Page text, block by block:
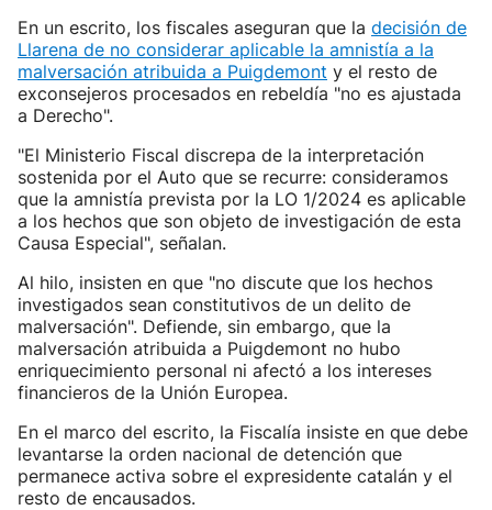
En un escrito, los fiscales aseguran que la decisión de
Llarena de no considerar aplicable la amnistía a la
malversación atribuida a Puigdemont y el resto de
exconsejeros procesados en rebeldía "no es ajustada
a Derecho".
"El Ministerio Fiscal discrepa de la interpretación
sostenida por el Auto que se recurre: consideramos
que la amnistía prevista por la LO 1/2024 es aplicable
a los hechos que son objeto de investigación de esta
Causa Especial", señalan.
Al hilo, insisten en que "no discute que los hechos
investigados sean constitutivos de un delito de
malversación". Defiende, sin embargo, que la
malversación atribuida a Puigdemont no hubo
enriquecimiento personal ni afectó a los intereses
financieros de la Unión Europea.
En el marco del escrito, la Fiscalía insiste en que debe
levantarse la orden nacional de detención que
permanece activa sobre el expresidente catalán y el
resto de encausados.